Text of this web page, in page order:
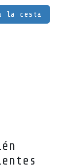
la cesta